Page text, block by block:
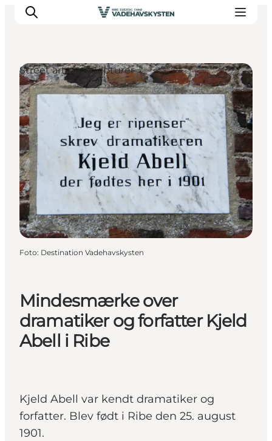
Oplev Ribe
Oplev Esbjerg
Oplev Fanø
Oplev Mandø
Oplev Vadehavet
Det Sker
Mindesmærke over
dramatiker og forfatter Kjeld
Abell i Ribe
Kjeld Abell var kendt dramatiker og
forfatter. Blev født i Ribe den 25. august
1901.
Street art og skulpturer
Foto: Destination Vadehavskysten